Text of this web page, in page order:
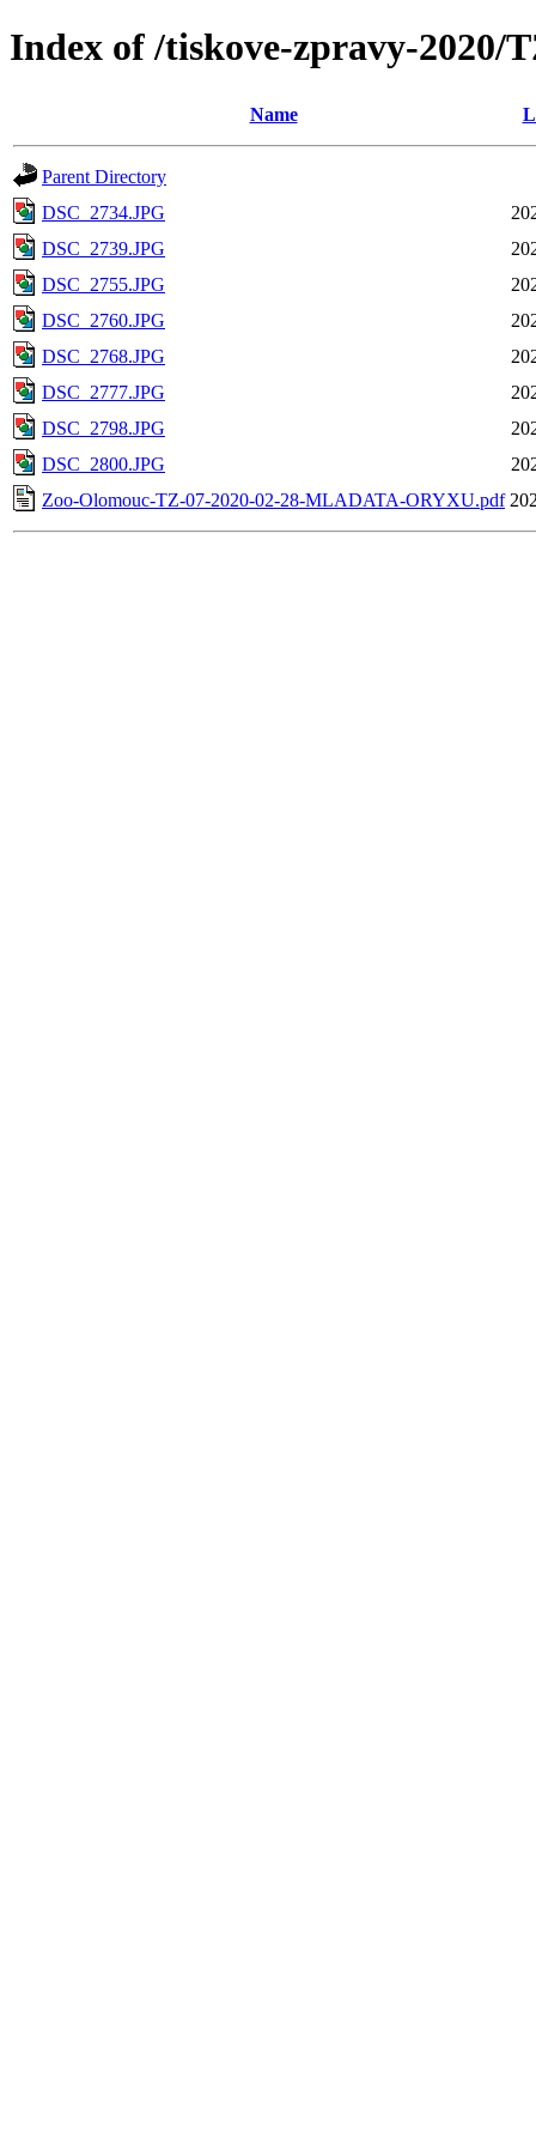
Index of /tiskove-zpravy-2020/
Name
Parent Directory
DSC_2734.JPG
DSC_2739.JPG
DSC_2755.JPG
DSC_2760.JPG
DSC_2768.JPG
DSC_2777.JPG
DSC_2798.JPG
DSC_2800.JPG
Zoo-Olomouc-TZ-07-2020-02-28-MLADATA-ORYXU.pdf